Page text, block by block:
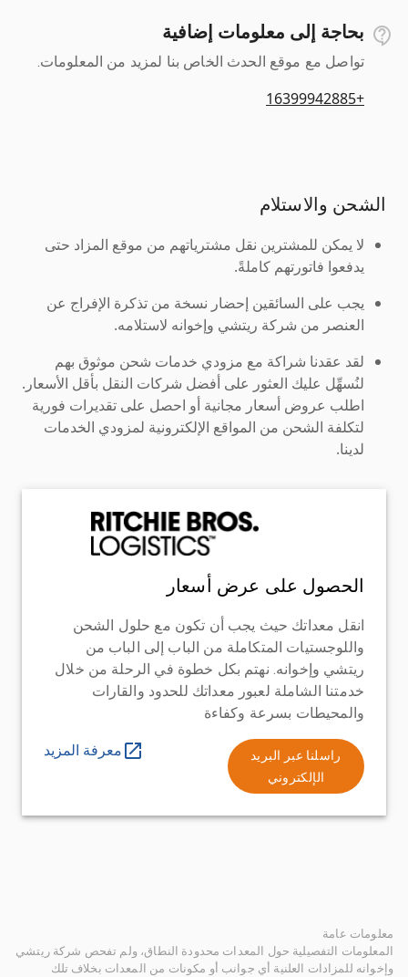
بحاجة إلى معلومات إضافية
تواصل مع موقع الحدث الخاص بنا لمزيد من المعلومات.
+16399942885
الشحن والاستلام
لا يمكن للمشترين نقل مشترياتهم من موقع المزاد حتى
يدفعوا فاتورتهم كاملةً.
يجب على السائقين إحضار نسخة من تذكرة الإفراج عن
العنصر من شركة ريتشي وإخوانه لاستلامه.
لقد عقدنا شراكة مع مزودي خدمات شحن موثوق بهم
لنُسهِّل عليك العثور على أفضل شركات النقل بأقل الأسعار.
اطلب عروض أسعار مجانية أو احصل على تقديرات فورية
لتكلفة الشحن من المواقع الإلكترونية لمزودي الخدمات
لدينا.
الحصول على عرض أسعار
انقل معداتك حيث يجب أن تكون مع حلول الشحن
واللوجستيات المتكاملة من الباب إلى الباب من
ريتشي وإخوانه. نهتم بكل خطوة في الرحلة من خلال
خدمتنا الشاملة لعبور معداتك للحدود والقارات
والمحيطات بسرعة وكفاءة
راسلنا عبر البريد
الإلكتروني
معرفة المزيد
معلومات عامة
المعلومات التفصيلية حول المعدات محدودة النطاق، ولم تفحص شركة ريتشي
وإخوانه للمزادات العلنية أي جوانب أو مكونات من المعدات بخلاف تلك